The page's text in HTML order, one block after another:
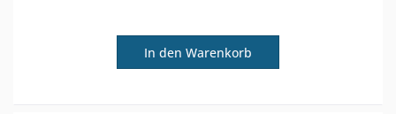
In den Warenkorb